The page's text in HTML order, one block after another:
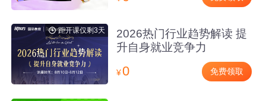
距开课仅剩3天
2026热门行业趋势解读 提
升自身就业竞争力
¥0 免费领取